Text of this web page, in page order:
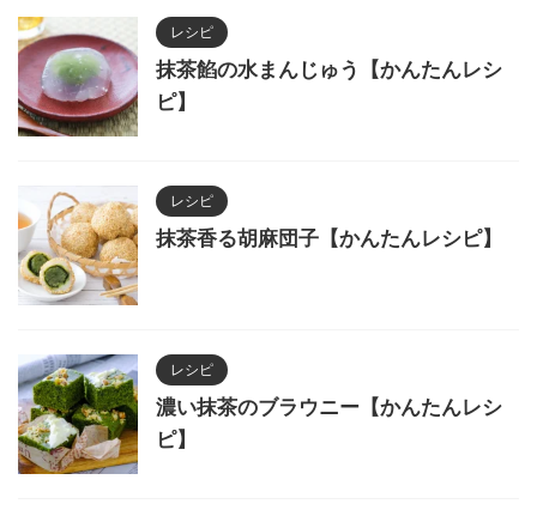
レシピ
抹茶餡の水まんじゅう【かんたんレシ
ピ】
レシピ
抹茶香る胡麻団子【かんたんレシピ】
レシピ
濃い抹茶のブラウニー【かんたんレシ
ピ】